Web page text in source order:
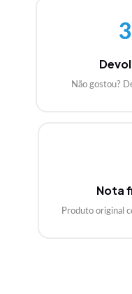
Não gostou?
Nota
Produto original